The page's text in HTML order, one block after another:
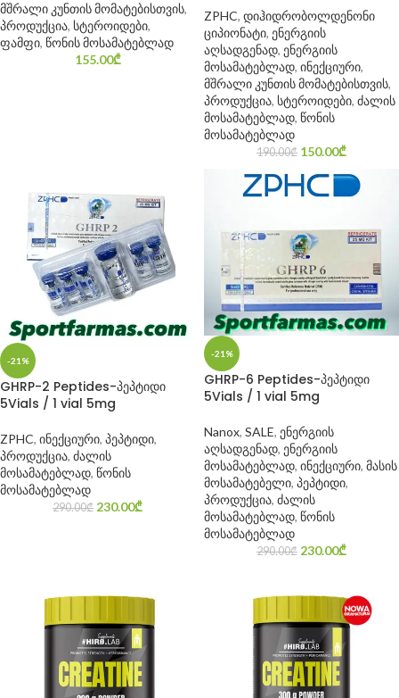
მშრალი კუნთის მომატებისთვის,
პროდუქცია, სტეროიდები,
ფამფი, წონის მოსამატებლად
155.00₾
ZPHC, დიჰიდრობოლდენონი
ციპიონატი, ენერგიის
აღსადგენად, ენერგიის
მოსამატებლად, ინექციური,
მშრალი კუნთის მომატებისთვის,
პროდუქცია, სტეროიდები, ძალის
მოსამატებლად, წონის
მოსამატებლად
190.00₾ 150.00₾
-21%
GHRP-2 Peptides-პეპტიდი
5Vials / 1 vial 5mg
ZPHC, ინექციური, პეპტიდი,
პროდუქცია, ძალის
მოსამატებლად, წონის
მოსამატებლად
290.00₾ 230.00₾
-21%
GHRP-6 Peptides-პეპტიდი
5Vials / 1 vial 5mg
Nanox, SALE, ენერგიის
აღსადგენად, ენერგიის
მოსამატებლად, ინექციური, მასის
მოსამატებელი, პეპტიდი,
პროდუქცია, ძალის
მოსამატებლად, წონის
მოსამატებლად
290.00₾ 230.00₾